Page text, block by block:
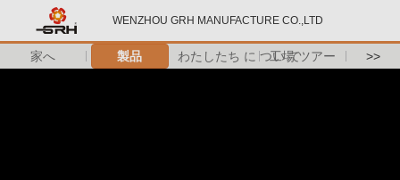
WENZHOU GRH MANUFACTURE CO.,LTD
家へ 製品 わたしたち に つい て工場 ツアー >>